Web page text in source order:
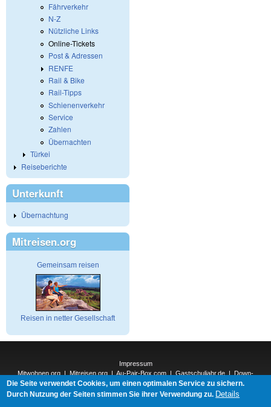
Fährverkehr
N-Z
Nützliche Links
Online-Tickets
Post & Adressen
RENFE
Rail & Bike
Rail-Tipps
Schienenverkehr
Service
Zahlen
Übernachten
Türkei
Reiseberichte
Unterkunft
Übernachtung
Mitreisen.org
Gemeinsam reisen
Reisen in netter Gesellschaft
Impressum
Mitwohnen.org
Mitreisen.org Au-Pair-Box.com Gastschuljahr.de
Down-
Under.org |Elderpair.com|
Interconnections-Verlag.de|Natur-und-Umwelt.org|ReiseTops.com|
Die Seite verwendet Cookies, um einen optimalen Service zu sichern.
Durch Nutzung der Seiten stimmen Sie ihrer Verwendung zu. Details